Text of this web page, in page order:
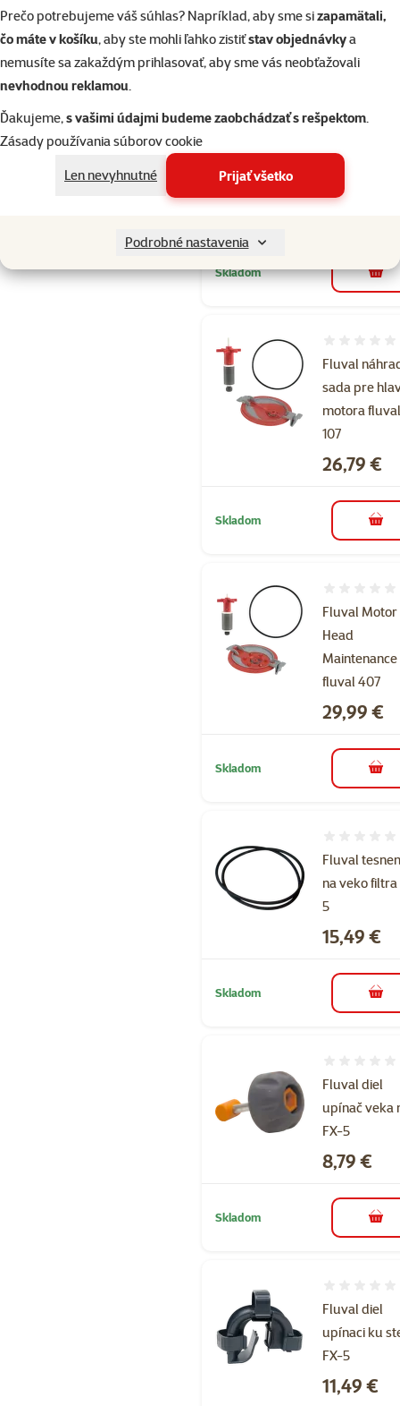
Prečo potrebujeme váš súhlas? Napríklad, aby sme sizapamätali,
čo máte v košíku, aby ste mohli ľahko zistiťstav objednávkya
nemusíte sa zakaždým prihlasovať, aby sme vás neobťažovali
nevhodnou reklamou.
Ďakujeme,s vašimi údajmi budeme zaobchádzať s rešpektom.
Zásady používania súborov cookie
Len nevyhnutné
Prijať všetko
Podrobné nastavenia
Fluval diel
adapter
Hodnotenie
Pôvodná cena
8,69 €
💥 Výpredaj
Skladom do
Fluval
sada pre
motora
107
Cena
26,79 €
Skladom do
Fluval Motor
Head
Maintenance
fluval 407
Cena
29,99 €
Skladom do
Fluval
na veko filtra
5
Cena
15,49 €
Skladom do
Fluval diel
upínač veka
FX-5
Cena
8,79 €
Skladom do
Fluval diel
upínaci ku
FX-5
Cena
11,49 €